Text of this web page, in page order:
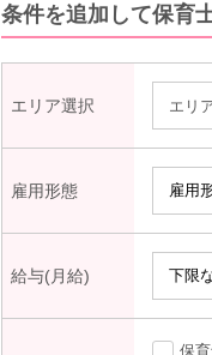
条件を追加して保育
エリア選択 エリ
雇用形態
給与(月給)
保